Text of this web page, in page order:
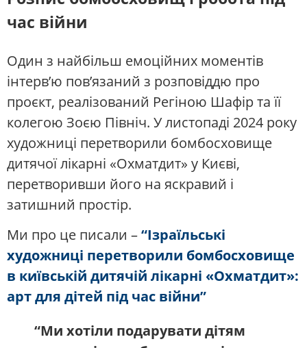
час війни
Один з найбільш емоційних моментів
інтерв’ю пов’язаний з розповіддю про
проєкт, реалізований Регіною Шафір та її
колегою Зоєю Північ. У листопаді 2024 року
художниці перетворили бомбосховище
дитячої лікарні «Охматдит» у Києві,
перетворивши його на яскравий і
затишний простір.
Ми про це писали –“Ізраїльські
художниці перетворили бомбосховище
в київській дитячій лікарні «Охматдит»:
арт для дітей під час війни”
“Ми хотіли подарувати дітям